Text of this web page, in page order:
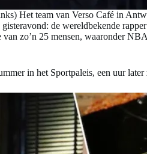
Het team van Verso Café in
de wereldbekende
zo’n 25 mensen, waaronder
in het Sportpaleis, een uur